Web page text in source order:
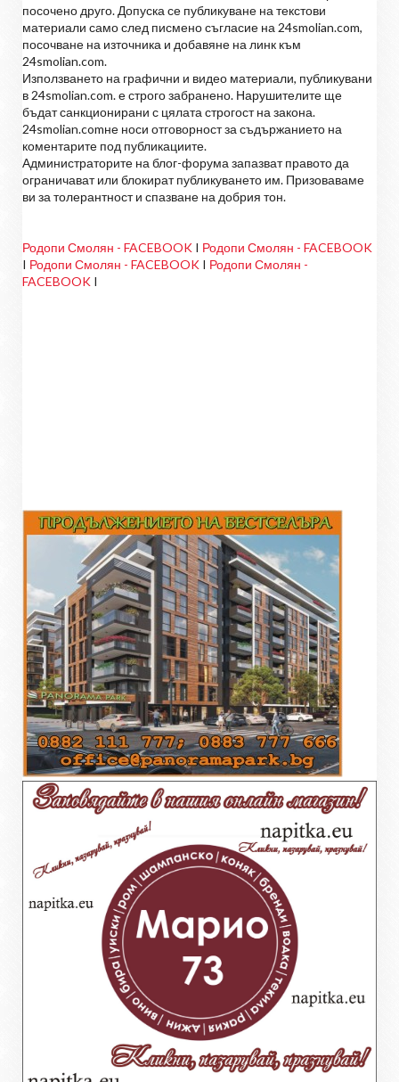
посочено друго. Допуска се публикуване на текстови
материали само след писмено съгласие на 24smolian.com,
посочване на източника и добавяне на линк към
24smolian.com.
Използването на графични и видео материали, публикувани
в 24smolian.com. е строго забранено. Нарушителите ще
бъдат санкционирани с цялата строгост на закона.
24smolian.comне носи отговорност за съдържанието на
коментарите под публикациите.
Администраторите на блог-форума запазват правото да
ограничават или блокират публикуването им. Призоваваме
ви за толерантност и спазване на добрия тон.
Родопи Смолян - FACEBOOK I Родопи Смолян - FACEBOOK
I Родопи Смолян - FACEBOOK I Родопи Смолян -
FACEBOOK I